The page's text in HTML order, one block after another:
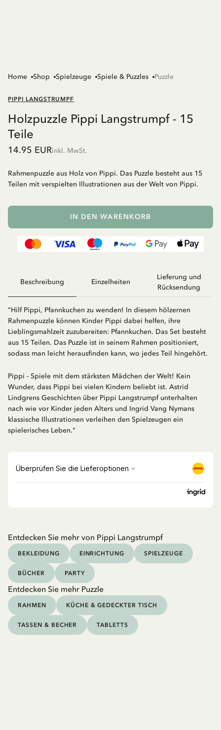
Home Shop Spielzeuge Spiele & Puzzles Puzzle
PIPPI LANGSTRUMPF
Holzpuzzle Pippi Langstrumpf - 15
Teile
14.95 EURinkl. MwSt.
Rahmenpuzzle aus Holz von Pippi. Das Puzzle besteht aus 15
Teilen mit verspielten Illustrationen aus der Welt von Pippi.
IN DEN WARENKORB
Beschreibung Einzelheiten
Lieferung und
Rücksendung
"Hilf Pippi, Pfannkuchen zu wenden! In diesem hölzernen
Rahmenpuzzle können Kinder Pippi dabei helfen, ihre
Lieblingsmahlzeit zuzubereiten: Pfannkuchen. Das Set besteht
aus 15 Teilen. Das Puzzle ist in seinem Rahmen positioniert,
sodass man leicht herausfinden kann, wo jedes Teil hingehört.
Pippi - Spiele mit dem stärksten Mädchen der Welt! Kein
Wunder, dass Pippi bei vielen Kindern beliebt ist. Astrid
Lindgrens Geschichten über Pippi Langstrumpf unterhalten
nach wie vor Kinder jeden Alters und Ingrid Vang Nymans
klassische Illustrationen verleihen den Spielzeugen ein
spielerisches Leben."
Entdecken Sie mehr von Pippi Langstrumpf
BEKLEIDUNG EINRICHTUNG SPIELZEUGE
BÜCHER PARTY
Entdecken Sie mehr Puzzle
RAHMEN KÜCHE & GEDECKTER TISCH
TASSEN & BECHER TABLETTS